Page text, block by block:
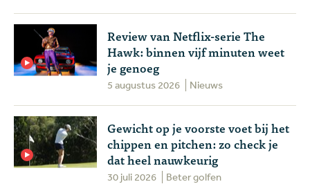
Review van Netflix-serie The
Hawk: binnen vijf minuten weet
je genoeg
5 augustus 2026 Nieuws
Gewicht op je voorste voet bij het
chippen en pitchen: zo check je
dat heel nauwkeurig
30 juli 2026 Beter golfen